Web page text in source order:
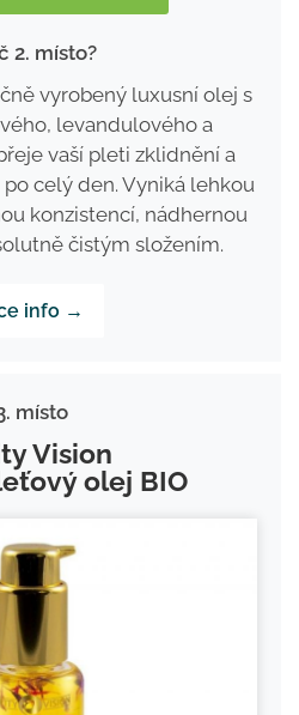
2. místo?
vyrobený luxusní olej s
levandulového a
vaší pleti zklidnění a
celý den. Vyniká lehkou
konzistencí, nádhernou
čistým složením.
info →
místo
Vision
olej BIO